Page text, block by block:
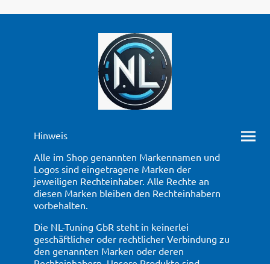
Hinweis
Alle im Shop genannten Markennamen und
Logos sind eingetragene Marken der
jeweiligen Rechteinhaber. Alle Rechte an
diesen Marken bleiben den Rechteinhabern
vorbehalten.
Die NL-Tuning GbR steht in keinerlei
geschäftlicher oder rechtlicher Verbindung zu
den genannten Marken oder deren